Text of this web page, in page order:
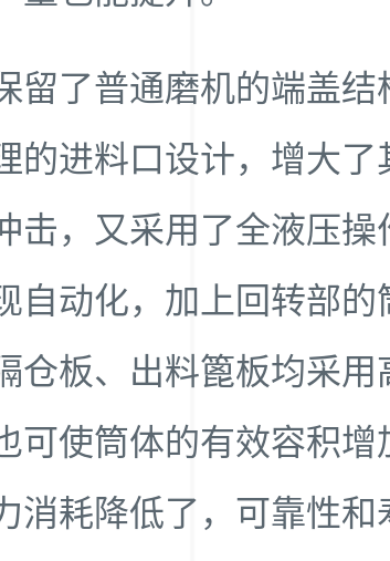
留了普通磨机的端盖结
的进料口设计，增大了
击，又采用了全液压操
自动化，加上回转部的
仓板、出料篦板均采用
可使筒体的有效容积增
消耗降低了，可靠性和